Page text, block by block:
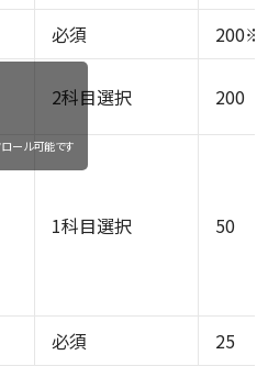
必須
200※
2科目選択 200
1科目選択 50
必須 25
ール可能です